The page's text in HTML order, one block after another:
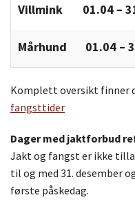
Villmink 01.04 –
Mårhund 01.04 –
Komplett oversikt finner
fangsttider
Dager med jaktforbud
Jakt og fangst er ikke
til og med 31. desember
første påskedag.